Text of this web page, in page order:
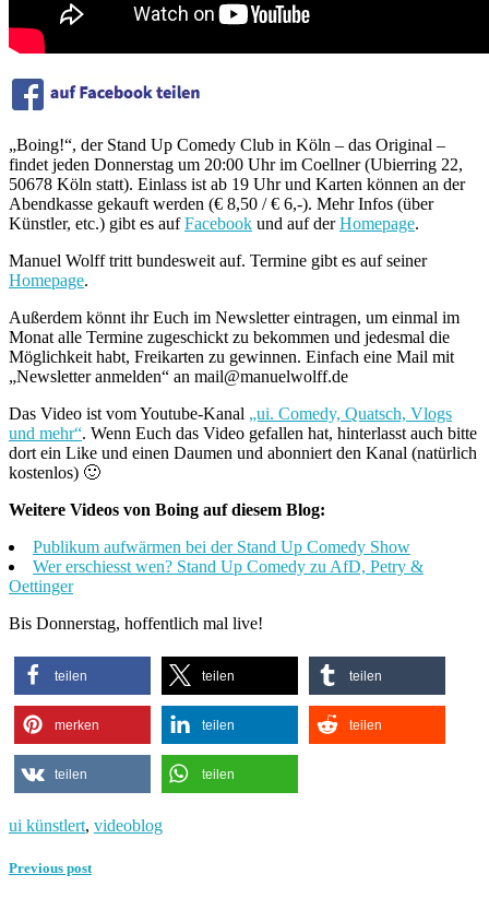
„Boing!“, der Stand Up Comedy Club in Köln – das Original –
findet jeden Donnerstag um 20:00 Uhr im Coellner (Ubierring 22,
50678 Köln statt). Einlass ist ab 19 Uhr und Karten können an der
Abendkasse gekauft werden (€ 8,50 / € 6,-). Mehr Infos (über
Künstler, etc.) gibt es aufFacebook und auf derHomepage.
Manuel Wolff tritt bundesweit auf. Termine gibt es auf seiner
Homepage.
Außerdem könnt ihr Euch im Newsletter eintragen, um einmal im
Monat alle Termine zugeschickt zu bekommen und jedesmal die
Möglichkeit habt, Freikarten zu gewinnen. Einfach eine Mail mit
„Newsletter anmelden“ an mail@manuelwolff.de
Das Video ist vom Youtube-Kanal „ui. Comedy, Quatsch, Vlogs
und mehr“. Wenn Euch das Video gefallen hat, hinterlasst auch bitte
dort ein Like und einen Daumen und abonniert den Kanal (natürlich
kostenlos) 🙂
Weitere Videos von Boing auf diesem Blog:
Publikum aufwärmen bei der Stand Up Comedy Show
Wer erschiesst wen? Stand Up Comedy zu AfD, Petry &
Oettinger
Bis Donnerstag, hoffentlich mal live!
teilen teilen teilen
merken teilen teilen
teilen teilen
ui künstlert, videoblog
Previous post